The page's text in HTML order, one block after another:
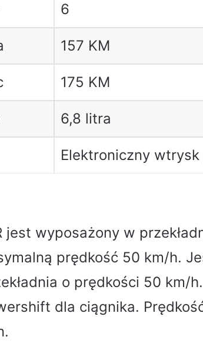
6
157 KM
175 KM
6,8 litra
Elektroniczny
jest wyposażony w
prędkość 50 km/h.
o prędkości 50 km/
dla ciągnika.